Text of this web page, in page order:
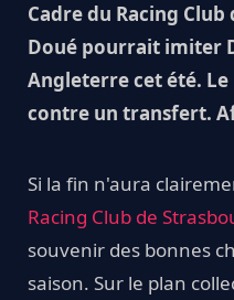
Cadre du Racing
Doué pourrait imiter
Angleterre cet été. Le
contre un transfert.
Si la fin n'aura
Racing Club de
souvenir des bonnes
saison. Sur le plan